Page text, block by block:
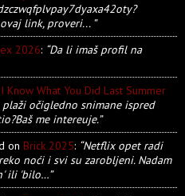
link, proveri... ”
2026: “Da li imaš profil na
I Know What You Did Last Summer
plaži očigledno snimane ispred
me intereuje.”
on Brick 2025: “Netflix opet radi
noći i svi su zarobljeni. Nadam
ili 'bilo…”